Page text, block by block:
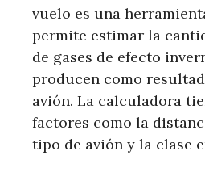
vuelo es una
permite estimar la
de gases de efecto
producen como
avión. La calculadora
factores como la
tipo de avión y la clase